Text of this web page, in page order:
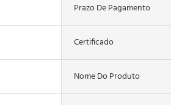
Prazo De Pagamento
Certificado
Nome Do Produto